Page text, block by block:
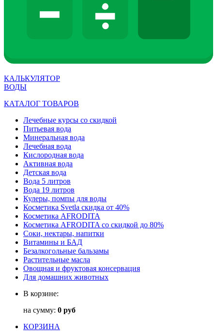
КАЛЬКУЛЯТОР
ВОДЫ
КАТАЛОГ ТОВАРОВ
Лечебные курсы со скидкой
Питьевая вода
Минеральная вода
Лечебная вода
Кислородная вода
Активная вода
Детская вода
Вода 5 литров
Вода 19 литров
Кулеры, помпы для воды
Косметика Svetla скидка от 40%
Косметика AFRODITA
Косметика AFRODITA со скидкой до 80%
Соки, нектары, напитки
Витамины и БАД
Безалкогольные бальзамы
Растительные масла
Овощная и фруктовая консервация
Для домашних животных
В корзине:
на сумму: 0 руб
КОРЗИНА